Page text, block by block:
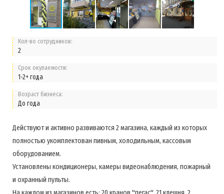
Кол-во сотрудников:
2
Срок окупаемости:
1-2+ года
Возраст бизнеса:
До года
Действуют и активно развиваются 2 магазина, каждый из которых
полностью укомплектован пивным, холодильным, кассовым
оборудованием.
Установлены кондиционеры, камеры видеонаблюдения, пожарный
и охранный пульты.